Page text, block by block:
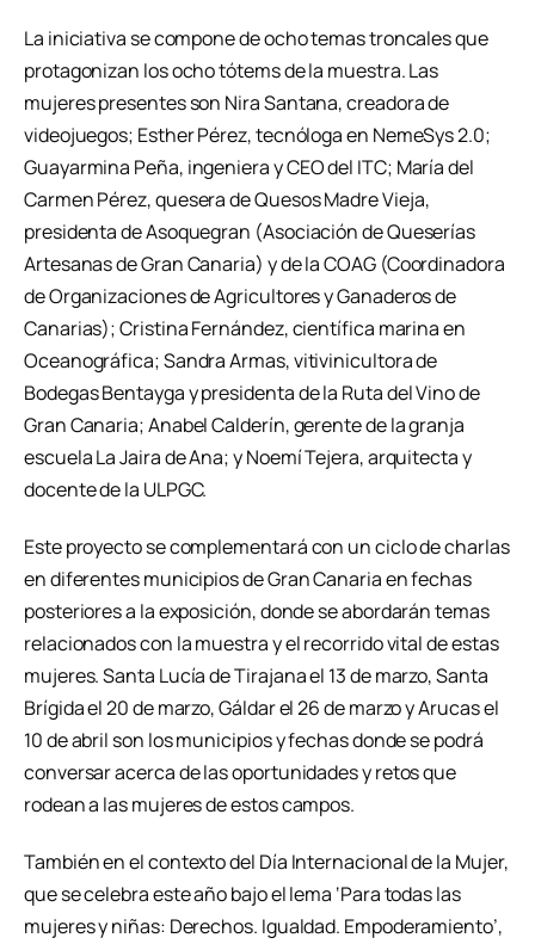
La iniciativa se compone de ocho temas troncales que
protagonizan los ocho tótems de la muestra. Las
mujeres presentes son Nira Santana, creadora de
videojuegos; Esther Pérez, tecnóloga en NemeSys 2.0;
Guayarmina Peña, ingeniera y CEO del ITC; María del
Carmen Pérez, quesera de Quesos Madre Vieja,
presidenta de Asoquegran (Asociación de Queserías
Artesanas de Gran Canaria) y de la COAG (Coordinadora
de Organizaciones de Agricultores y Ganaderos de
Canarias); Cristina Fernández, científica marina en
Oceanográfica; Sandra Armas, vitivinicultora de
Bodegas Bentayga y presidenta de la Ruta del Vino de
Gran Canaria; Anabel Calderín, gerente de la granja
escuela La Jaira de Ana; y Noemí Tejera, arquitecta y
docente de la ULPGC.
Este proyecto se complementará con un ciclo de charlas
en diferentes municipios de Gran Canaria en fechas
posteriores a la exposición, donde se abordarán temas
relacionados con la muestra y el recorrido vital de estas
mujeres. Santa Lucía de Tirajana el 13 de marzo, Santa
Brígida el 20 de marzo, Gáldar el 26 de marzo y Arucas el
10 de abril son los municipios y fechas donde se podrá
conversar acerca de las oportunidades y retos que
rodean a las mujeres de estos campos.
También en el contexto del Día Internacional de la Mujer,
que se celebra este año bajo el lema ‘Para todas las
mujeres y niñas: Derechos. Igualdad. Empoderamiento’,